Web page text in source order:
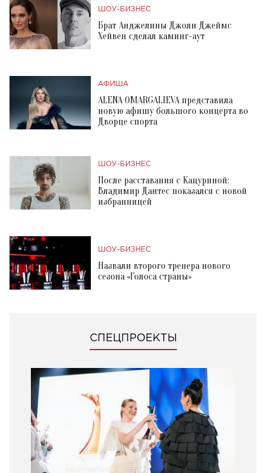
ШОУ-БИЗНЕС
Брат Анджелины Джоли Джеймс
Хейвен сделал каминг-аут
АФИША
ALENA OMARGALIEVA представила
новую афишу большого концерта во
Дворце спорта
ШОУ-БИЗНЕС
После расставания с Кацуриной:
Владимир Дантес показался с новой
избранницей
ШОУ-БИЗНЕС
Назвали второго тренера нового
сезона «Голоса страны»
СПЕЦПРОЕКТЫ